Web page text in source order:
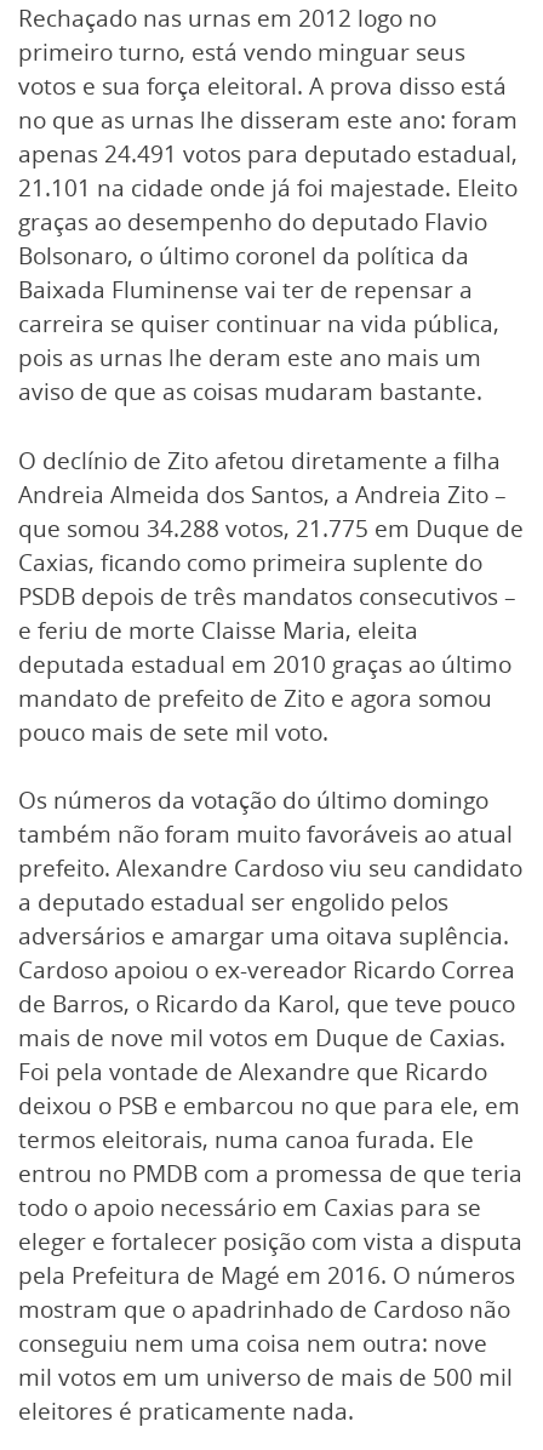
Rechaçado nas urnas em 2012 logo no
primeiro turno, está vendo minguar seus
votos e sua força eleitoral. A prova disso está
no que as urnas lhe disseram este ano: foram
apenas 24.491 votos para deputado estadual,
21.101 na cidade onde já foi majestade. Eleito
graças ao desempenho do deputado Flavio
Bolsonaro, o último coronel da política da
Baixada Fluminense vai ter de repensar a
carreira se quiser continuar na vida pública,
pois as urnas lhe deram este ano mais um
aviso de que as coisas mudaram bastante.
O declínio de Zito afetou diretamente a filha
Andreia Almeida dos Santos, a Andreia Zito –
que somou 34.288 votos, 21.775 em Duque de
Caxias, ficando como primeira suplente do
PSDB depois de três mandatos consecutivos –
e feriu de morte Claisse Maria, eleita
deputada estadual em 2010 graças ao último
mandato de prefeito de Zito e agora somou
pouco mais de sete mil voto.
Os números da votação do último domingo
também não foram muito favoráveis ao atual
prefeito. Alexandre Cardoso viu seu candidato
a deputado estadual ser engolido pelos
adversários e amargar uma oitava suplência.
Cardoso apoiou o ex-vereador Ricardo Correa
de Barros, o Ricardo da Karol, que teve pouco
mais de nove mil votos em Duque de Caxias.
Foi pela vontade de Alexandre que Ricardo
deixou o PSB e embarcou no que para ele, em
termos eleitorais, numa canoa furada. Ele
entrou no PMDB com a promessa de que teria
todo o apoio necessário em Caxias para se
eleger e fortalecer posição com vista a disputa
pela Prefeitura de Magé em 2016. O números
mostram que o apadrinhado de Cardoso não
conseguiu nem uma coisa nem outra: nove
mil votos em um universo de mais de 500 mil
eleitores é praticamente nada.